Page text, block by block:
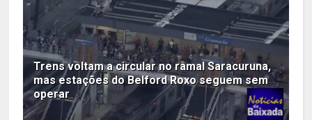
Trens voltam a circular no ramal Saracuruna,
mas estações do Belford Roxo seguem sem
operar